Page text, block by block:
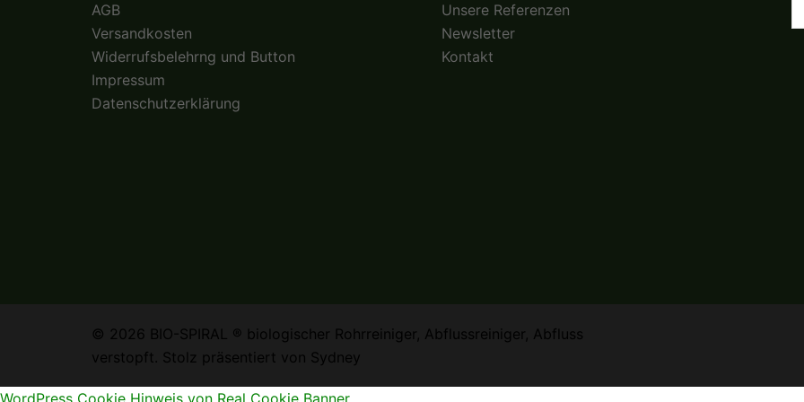
AGB
Versandkosten
Widerrufsbelehrng und Button
Impressum
Datenschutzerklärung
Unsere Referenzen
Newsletter
Kontakt
© 2026 BIO-SPIRAL ® biologischer Rohrreiniger, Abflussreiniger, Abfluss
verstopft. Stolz präsentiert von Sydney
WordPress Cookie Hinweis von Real Cookie Banner